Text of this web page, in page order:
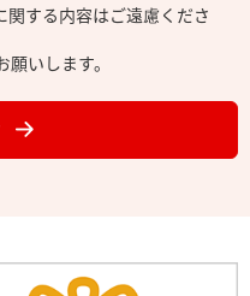
する内容はご遠慮くださ
いします。